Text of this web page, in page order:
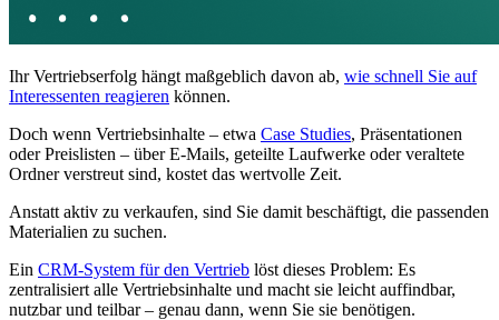
Ihr Vertriebserfolg hängt maßgeblich davon ab, wie schnell Sie auf
Interessenten reagieren können.
Doch wenn Vertriebsinhalte – etwa Case Studies, Präsentationen
oder Preislisten – über E-Mails, geteilte Laufwerke oder veraltete
Ordner verstreut sind, kostet das wertvolle Zeit.
Anstatt aktiv zu verkaufen, sind Sie damit beschäftigt, die passenden
Materialien zu suchen.
Ein CRM-System für den Vertrieb löst dieses Problem: Es
zentralisiert alle Vertriebsinhalte und macht sie leicht auffindbar,
nutzbar und teilbar – genau dann, wenn Sie sie benötigen.